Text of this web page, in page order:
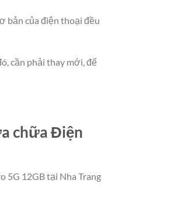
bản của điện thoại đều
cần phải thay mới, để
chữa Điện
5G 12GB tại Nha Trang